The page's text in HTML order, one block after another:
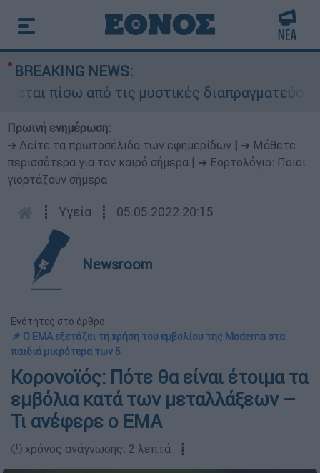
BREAKING NEWS:
πίσω από τις μυστικές διαπραγματεύσεις
Πρωινή ενημέρωση:
➔ Δείτε τα πρωτοσέλιδα των εφημερίδων
➔ Μάθετε
περισσότερα για τον καιρό σήμερα
➔ Εορτολόγιο: Ποιοι
γιορτάζουν σήμερα
┋ Υγεία ┋ 05.05.2022 20:15
Newsroom
Ενότητες στο άρθρο:
📌 Ο ΕΜΑ εξετάζει τη χρήση του εμβολίου της Moderna στα
παιδιά μικρότερα των 5
Κορονοϊός: Πότε θα είναι έτοιμα τα
εμβόλια κατά των μεταλλάξεων –
Τι ανέφερε ο ΕΜΑ
🕛 χρόνος ανάγνωσης: 2 λεπτά ┋